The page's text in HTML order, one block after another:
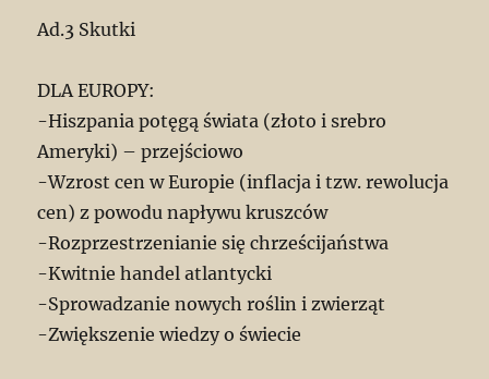
Ad.3 Skutki
DLA EUROPY:
-Hiszpania potęgą świata (złoto i srebro
Ameryki) – przejściowo
-Wzrost cen w Europie (inflacja i tzw. rewolucja
cen) z powodu napływu kruszców
-Rozprzestrzenianie się chrześcijaństwa
-Kwitnie handel atlantycki
-Sprowadzanie nowych roślin i zwierząt
-Zwiększenie wiedzy o świecie